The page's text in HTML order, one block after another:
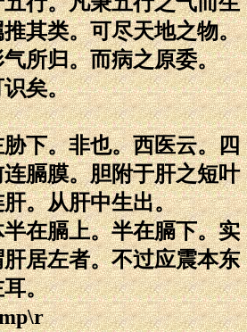
其类。可尽天地之物。
所归。而病之原委。
矣。
下。非也。西医云。四
膈膜。胆附于肝之短叶
。从肝中生出。
在膈上。半在膈下。实
居左者。不过应震本东
。